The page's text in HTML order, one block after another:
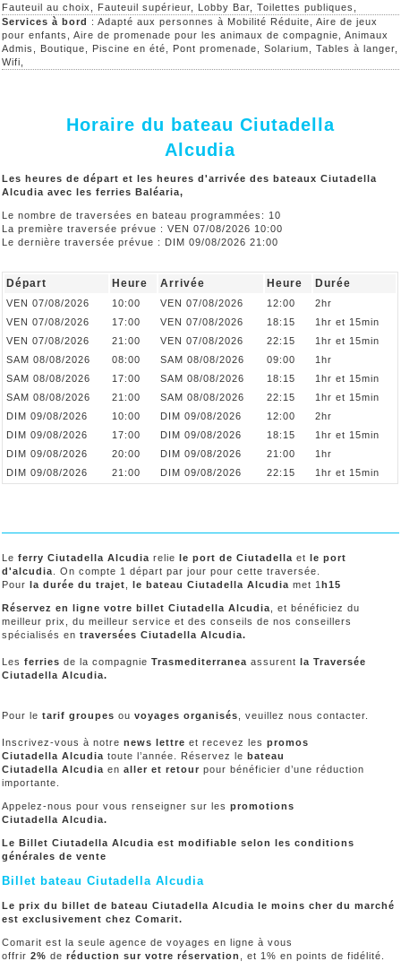
Fauteuil au choix, Fauteuil supérieur, Lobby Bar, Toilettes publiques,
Services à bord : Adapté aux personnes à Mobilité Réduite, Aire de jeux
pour enfants, Aire de promenade pour les animaux de compagnie, Animaux
Admis, Boutique, Piscine en été, Pont promenade, Solarium, Tables à langer,
Wifi,
Horaire du bateau Ciutadella
Alcudia
Les heures de départ et les heures d'arrivée des bateaux Ciutadella
Alcudia avec les ferries Baléaria,
Le nombre de traversées en bateau programmées: 10
La première traversée prévue : VEN 07/08/2026 10:00
Le dernière traversée prévue : DIM 09/08/2026 21:00
Départ Heure Arrivée Heure Durée
VEN 07/08/2026 10:00 VEN 07/08/2026 12:00
2hr
VEN 07/08/2026
17:00 VEN 07/08/2026 18:15
1hr et 15min
VEN 07/08/2026
21:00 VEN 07/08/2026 22:15
1hr et 15min
SAM 08/08/2026
08:00 SAM 08/08/2026 09:00
1hr
SAM 08/08/2026
17:00 SAM 08/08/2026 18:15
1hr et 15min
SAM 08/08/2026
21:00 SAM 08/08/2026 22:15
1hr et 15min
DIM 09/08/2026
10:00 DIM 09/08/2026 12:00
2hr
DIM 09/08/2026
17:00 DIM 09/08/2026 18:15
1hr et 15min
DIM 09/08/2026
20:00 DIM 09/08/2026 21:00
1hr
DIM 09/08/2026
21:00 DIM 09/08/2026 22:15 1hr et 15min
Le ferry Ciutadella Alcudia relie le port de Ciutadella et le port
d'alcudia . On compte 1 départ par jour pour cette traversée.
Pour la durée du trajet le bateau Ciutadella Alcudia met 1 h15
Réservez en ligne votre billet Ciutadella Alcudia , et bénéficiez du
meilleur prix, du meilleur service et des conseils de nos conseillers
spécialisés en traversées Ciutadella Alcudia.
Les ferries de la compagnie Trasmediterranea assurent la Traversée
Ciutadella Alcudia.
Pour le tarif groupes ou voyages organisés , veuillez nous contacter.
Inscrivez-vous à notre news lettre et recevez les promos
Ciutadella Alcudia toute l’année. Réservez le bateau
Ciutadella Alcudia en aller et retour pour bénéficier d’une réduction
importante.
Appelez-nous pour vous renseigner sur les promotions
Ciutadella Alcudia.
Le Billet Ciutadella Alcudia est modifiable selon les conditions
générales de vente
Billet bateau Ciutadella Alcudia
Le prix du billet de bateau Ciutadella Alcudia le moins cher du marché
est exclusivement chez Comarit.
Comarit est la seule agence de voyages en ligne à vous
offrir 2% de réduction sur votre réservation , et 1% en points de fidélité.